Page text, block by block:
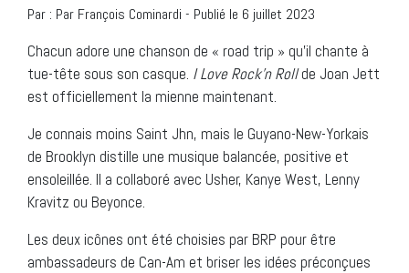
Par : Par François Cominardi - Publié le 6 juillet 2023
Chacun adore une chanson de « road trip » qu’il chante à
tue-tête sous son casque. I Love Rock’n Rollde Joan Jett
est officiellement la mienne maintenant.
Je connais moins Saint Jhn, mais le Guyano-New-Yorkais
de Brooklyn distille une musique balancée, positive et
ensoleillée. Il a collaboré avec Usher, Kanye West, Lenny
Kravitz ou Beyonce.
Les deux icônes ont été choisies par BRP pour être
ambassadeurs de Can-Am et briser les idées préconçues